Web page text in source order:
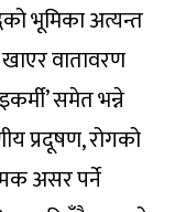
भूमिका अत्यन्त
वातावरण
समेत भन्ने
प्रदूषण, रोगको
असर पर्ने